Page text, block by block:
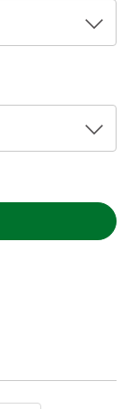
CLDF podem